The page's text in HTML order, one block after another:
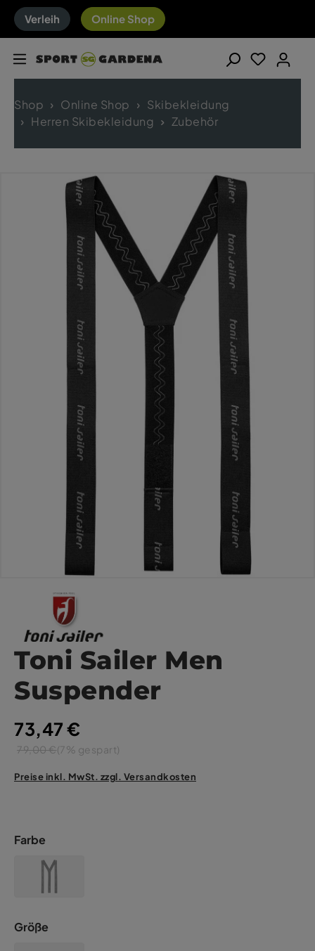
Verleih Online Shop
Shop Online Shop
Skibekleidung
Herren Skibekleidung
Zubehör
Toni Sailer Men
Suspender
73,47 €
79,00 €(7% gespart)
Preise inkl. MwSt. zzgl. Versandkosten
Farbe
Größe